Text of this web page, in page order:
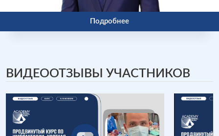
Подробнее
ВИДЕООТЗЫВЫ УЧАСТНИКОВ